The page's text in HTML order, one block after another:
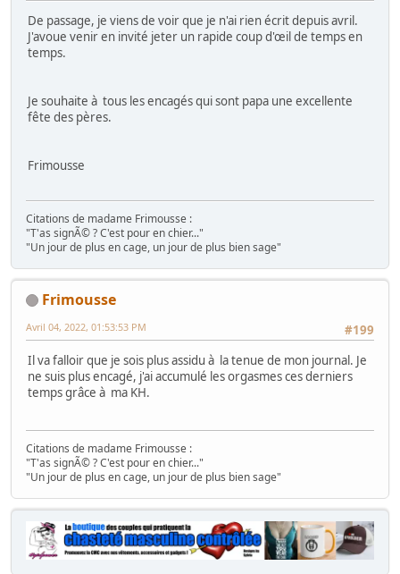
De passage, je viens de voir que je n'ai rien écrit depuis avril.
J'avoue venir en invité jeter un rapide coup d'œil de temps en
temps.
Je souhaite à tous les encagés qui sont papa une excellente
fête des pères.
Frimousse
Citations de madame Frimousse :
"T'as signÃ© ? C'est pour en chier..."
"Un jour de plus en cage, un jour de plus bien sage"
Frimousse
#199
Avril 04, 2022, 01:53:53 PM
Il va falloir que je sois plus assidu à la tenue de mon journal. Je
ne suis plus encagé, j'ai accumulé les orgasmes ces derniers
temps grâce à ma KH.
Citations de madame Frimousse :
"T'as signÃ© ? C'est pour en chier..."
"Un jour de plus en cage, un jour de plus bien sage"